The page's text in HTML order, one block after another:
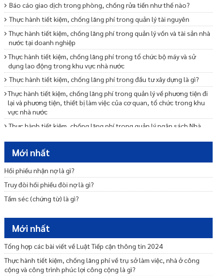
Báo cáo giao dịch trong phòng, chống rửa tiền như thế nào?
Thực hành tiết kiệm, chống lãng phí trong quản lý tài nguyên
Thực hành tiết kiệm, chống lãng phí trong quản lý vốn và tài sản nhà
nước tại doanh nghiệp
Thực hành tiết kiệm, chống lãng phí trong tổ chức bộ máy và sử
dụng lao động trong khu vực nhà nước
Thực hành tiết kiệm, chống lãng phí trong đầu tư xây dựng là gì?
Thực hành tiết kiệm, chống lãng phí trong quản lý về phương tiện đi
lại và phương tiện, thiết bị làm việc của cơ quan, tổ chức trong khu
vực nhà nước
Thực hành tiết kiệm, chống lãng phí trong quản lý ngân sách Nhà
Thực hành tiết kiệm, chống lãng phí trong việc ban hành, thực hiện
định mức, tiêu chuẩn, chế độ như thế nào?
Xử lý thông tin phát hiện lãng phí như thế nào?
Tại sao phải công khai về thực hành tiết kiệm, chống lãng phí?
Biện pháp tạm thời trong phòng, chống rửa tiền là gì?
Quyền tự do báo chí, quyền tự do ngôn luận trên báo chí của công
dân được quy định ra sao?
Mới nhất
Hối phiếu nhận nợ là gì?
Truy đòi hối phiếu đòi nợ là gì?
Tấm séc (chứng từ) là gì?
Mới nhất
Tổng hợp các bài viết về Luật Tiếp cận thông tin 2024
Thực hành tiết kiệm, chống lãng phí về trụ sở làm việc, nhà ở công
cộng và công trình phúc lợi công cộng là gì?